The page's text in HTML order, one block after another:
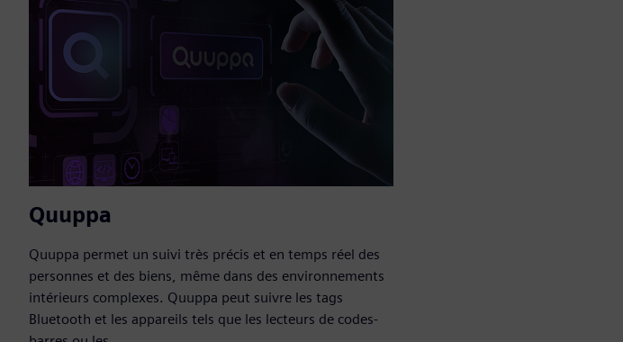
Quuppa
Quuppa permet un suivi très précis et en temps réel des
personnes et des biens, même dans des environnements
intérieurs complexes. Quuppa peut suivre les tags
Bluetooth et les appareils tels que les lecteurs de codes-